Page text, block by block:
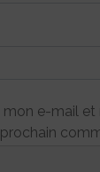
mon e-mail